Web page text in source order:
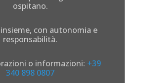
ospitano.
con autonomia e
responsabilità.
o informazioni: +39
340 898 0807